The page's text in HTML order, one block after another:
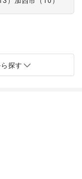
マーケット
探す